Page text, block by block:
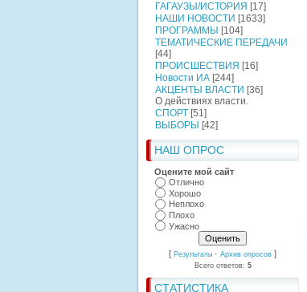
ГАГАУЗЫ/ИСТОРИЯ [17]
НАШИ НОВОСТИ [1633]
ПРОГРАММЫ [104]
ТЕМАТИЧЕСКИЕ ПЕРЕДАЧИ
[44]
ПРОИСШЕСТВИЯ [16]
Новости ИА [244]
АКЦЕНТЫ ВЛАСТИ [36]
О действиях власти.
СПОРТ [51]
ВЫБОРЫ [42]
НАШ ОПРОС
Оцените мой сайт
Отлично
Хорошо
Неплохо
Плохо
Ужасно
[ Результаты · Архив опросов ]
Всего ответов: 5
СТАТИСТИКА